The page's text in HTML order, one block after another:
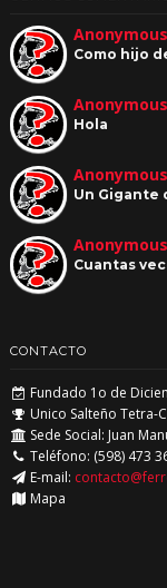
Anonymous
Como hijo
Anonymous
Hola
Anonymous
Un Gigante
Anonymous
Cuantas
CONTACTO
Fundado 1o de
Unico Salteño Tetra-
Sede Social: Juan
Teléfono: (598) 473
E-mail:
Mapa